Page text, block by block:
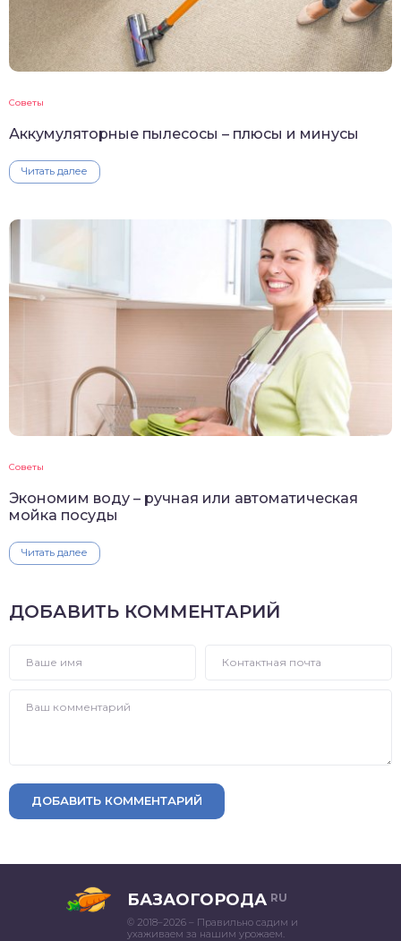
Советы
Аккумуляторные пылесосы – плюсы и минусы
Читать далее
Советы
Экономим воду – ручная или автоматическая
мойка посуды
Читать далее
ДОБАВИТЬ КОММЕНТАРИЙ
ДОБАВИТЬ КОММЕНТАРИЙ
БАЗАОГОРОДА RU
© 2018–2026 – Правильно садим и
ухаживаем за нашим урожаем.